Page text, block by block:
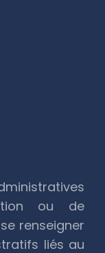
ou de
renseigner
liés au